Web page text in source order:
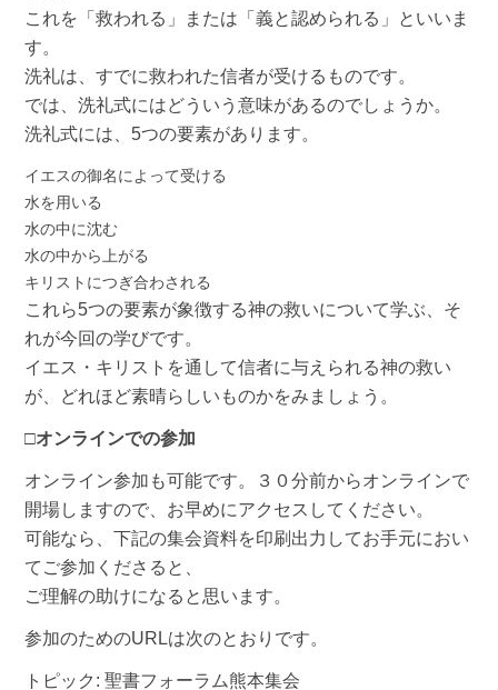
これを「救われる」または「義と認められる」といいま
す。
洗礼は、すでに救われた信者が受けるものです。
では、洗礼式にはどういう意味があるのでしょうか。
洗礼式には、5つの要素があります。
イエスの御名によって受ける
水を用いる
水の中に沈む
水の中から上がる
キリストにつぎ合わされる
これら5つの要素が象徴する神の救いについて学ぶ、そ
れが今回の学びです。
イエス・キリストを通して信者に与えられる神の救い
が、どれほど素晴らしいものかをみましょう。
□オンラインでの参加
オンライン参加も可能です。３０分前からオンラインで
開場しますので、お早めにアクセスしてください。
可能なら、下記の集会資料を印刷出力してお手元におい
てご参加くださると、
ご理解の助けになると思います。
参加のためのURLは次のとおりです。
トピック: 聖書フォーラム熊本集会